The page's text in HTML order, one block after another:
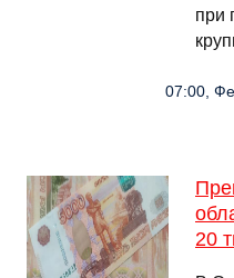
при
07:00,
20